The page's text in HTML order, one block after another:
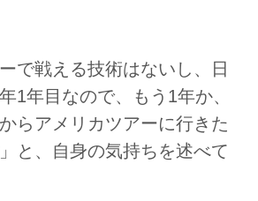
で戦える技術はないし、日
1年目なので、もう1年か、
らアメリカツアーに行きた
と、自身の気持ちを述べて